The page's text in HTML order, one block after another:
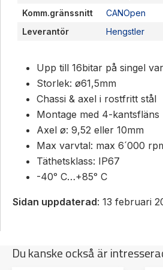
Komm.gränssnitt
CANOpen
Leverantör
Hengstler
Upp till 16bitar på singel
Storlek: ø61,5mm
Chassi & axel i rostfritt stål
Montage med 4-kantsfläns
Axel ø: 9,52 eller 10mm
Max varvtal: max 6´000
Täthetsklass: IP67
-40ᵒ C…+85ᵒ C
Sidan uppdaterad: 13 februari
Du kanske också är